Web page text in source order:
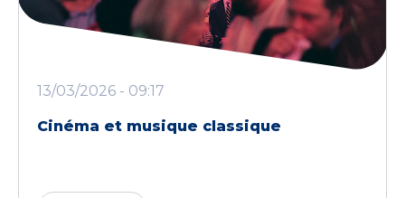
13/03/2026 - 09:17
Cinéma et musique classique